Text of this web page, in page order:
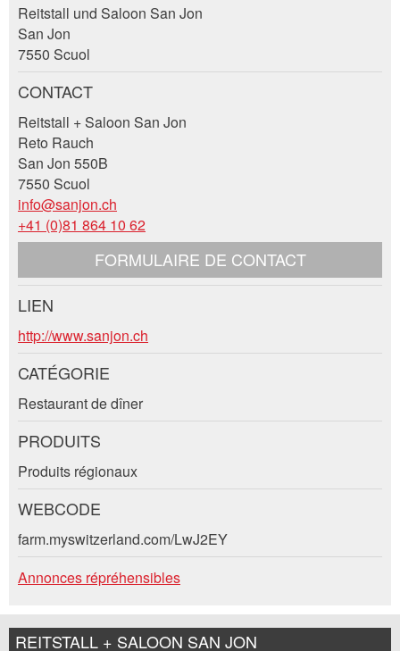
Commentaires généraux
Cette annonce n'est plus valable
Annonce incomplète
Nachricht
* Saisie nécessaire
Pour des raisons d'assurance qualité une copie de
l'e-mail est transmise à guidle
ECRIRE UN MESSAGE
Fermer
* Saisie nécessaire
RECOMMANDER L'ANNONCE
Fermer
Reitstall und Saloon San Jon
San Jon
7550 Scuol
CONTACT
Reitstall + Saloon San Jon
Reto Rauch
San Jon 550B
7550 Scuol
info@sanjon.ch
+41 (0)81 864 10 62
FORMULAIRE DE CONTACT
Contact
Composez un message à la personne de
contact pour cette annonce .
LIEN
http://www.sanjon.ch
CATÉGORIE
Restaurant de dîner
PRODUITS
Produits régionaux
WEBCODE
farm.myswitzerland.com/LwJ2EY
Annonces répréhensibles
REITSTALL + SALOON SAN JON